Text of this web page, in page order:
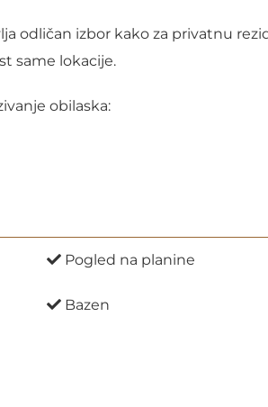
odličan izbor kako za privatnu
same lokacije.
obilaska:
Pogled na planine
Bazen